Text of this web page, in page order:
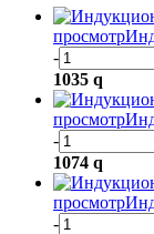
просмотр
-
1035 q
просмотр
-
1074 q
просмотр
-